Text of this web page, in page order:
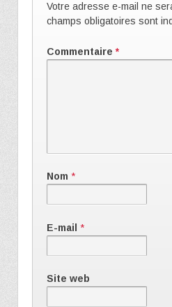
Votre adresse e-mail ne
champs obligatoires sont
Commentaire *
Nom *
E-mail *
Site web